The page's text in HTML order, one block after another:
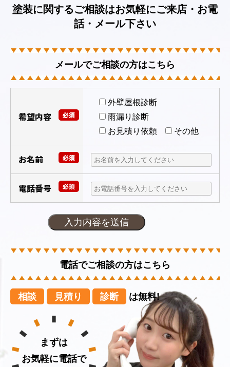
塗装に関するご相談はお気軽にご来店・お電
話・メール下さい
メールでご相談の方はこちら
必須
希望内容
外壁屋根診断
雨漏り診断
お見積り依頼
その他
お名前 必須
電話番号 必須
電話でご相談の方はこちら
相談 見積り 診断 は無料!
まずは
お気軽に電話で